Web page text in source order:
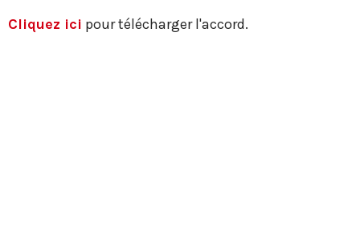
Cliquez ici pour télécharger l'accord.